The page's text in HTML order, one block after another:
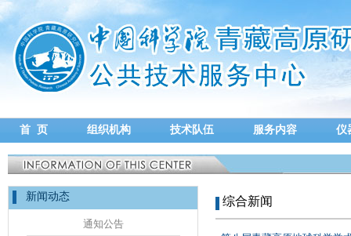
首 页 组织机构 技术队伍 服务内容 仪
新闻动态
通知公告
综合新闻